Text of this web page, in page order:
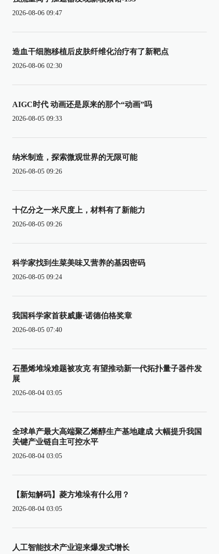
2026-08-06 09:47
造血干细胞移植后皮肤纤维化治疗有了新靶点
2026-08-06 02:30
AIGC时代 动画还是原来的那个“动画”吗
2026-08-05 09:33
纳米制造，探索微观世界的无限可能
2026-08-05 09:26
十亿分之一米尺度上，材料有了新能力
2026-08-05 09:26
科学家找到生菜美味又营养的基因密码
2026-08-05 09:24
我国科学家首获威廉·诺德伯格奖章
2026-08-05 07:40
石墨烯堆垛难题被攻克 有望推动新一代拓扑量子器件发
展
2026-08-04 03:05
全球单产最大高端聚乙烯醇生产基地建成 大幅提升我国
关键产业链自主可控水平
2026-08-04 03:05
【新知解码】菱方堆垛有什么用？
2026-08-04 03:05
人工智能技术产业迎来爆发式增长